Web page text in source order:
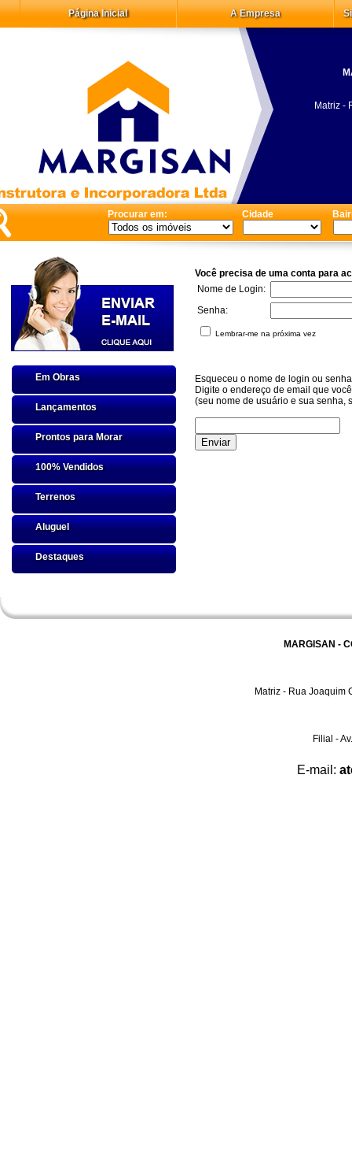
Página Inicial A Empresa
Matriz -
Procurar em: Cidade
Em Obras
Lançamentos
Prontos para Morar
100% Vendidos
Terrenos
Aluguel
Destaques
Você precisa de uma conta para
Nome de Login:
Senha:
Lembrar-me na próxima vez
Esqueceu o nome de login ou
Digite o endereço de email que
(seu nome de usuário e sua senha,
MARGISAN -
Matriz - Rua Joaquim
Filial -
E-mail: